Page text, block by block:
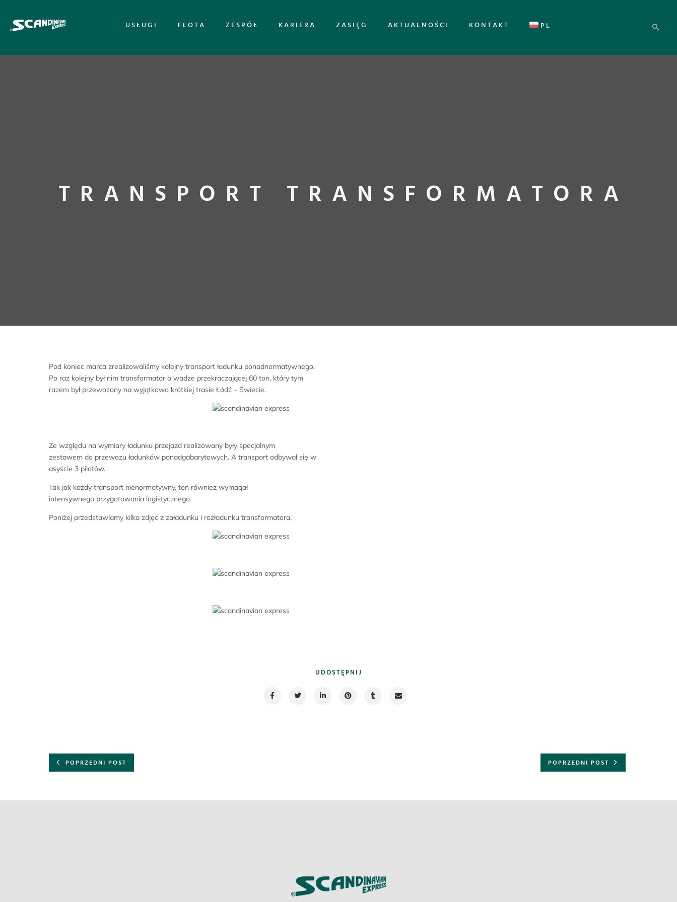
USŁUGI FLOTA ZESPÓŁ KARIERA ZASIĘG AKTUALNOŚCI KONTAKT PL
TRANSPORT TRANSFORMATORA
Pod koniec marca zrealizowaliśmy kolejny transport ładunku ponadnormatywnego.
Po raz kolejny był nim transformator o wadze przekraczającej 60 ton, który tym
razem był przewożony na wyjątkowo krótkiej trasie Łódź – Świecie.
Ze względu na wymiary ładunku przejazd realizowany były specjalnym
zestawem do przewozu ładunków ponadgabarytowych. A transport odbywał się w
asyście 3 pilotów.
Tak jak każdy transport nienormatywny, ten również wymagał
intensywnego przygotowania logistycznego.
Poniżej przedstawiamy kilka zdjęć z załadunku i rozładunku transformatora.
UDOSTĘPNIJ
POPRZEDNI POST POPRZEDNI POST